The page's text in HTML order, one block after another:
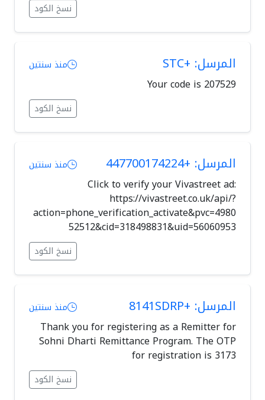
نسخ الكود
المرسل: +STC منذ سنتين
Your code is 207529
نسخ الكود
المرسل: +447700174224 منذ سنتين
Click to verify your Vivastreet ad:
https://vivastreet.co.uk/api/?
action=phone_verification_activate&pvc=4980
52512&cid=318498831&uid=56060953
نسخ الكود
المرسل: +8141SDRP منذ سنتين
Thank you for registering as a Remitter for
Sohni Dharti Remittance Program. The OTP
for registration is 3173
نسخ الكود